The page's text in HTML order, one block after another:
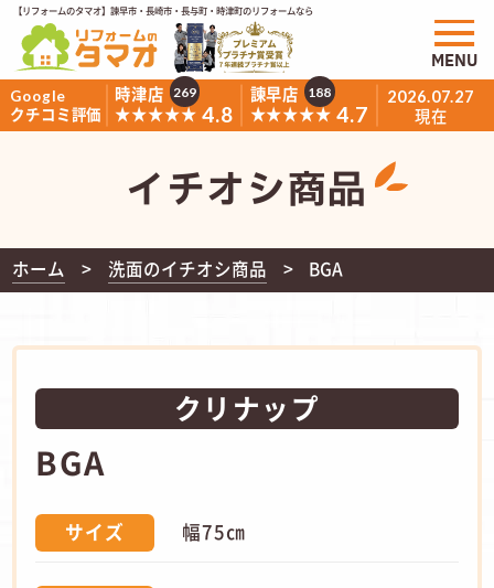
【リフォームのタマオ】諫早市・長崎市・長与町・時津町のリフォームなら
Google
クチコミ評価
時津店
★★★★★ 4.8
269
諫早店
★★★★★ 4.7
188 2026.07.27
現在
MENU
イチオシ商品
ホーム 洗面のイチオシ商品 BGA
クリナップ
BGA
サイズ 幅75㎝